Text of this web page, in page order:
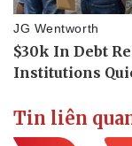
Tin liên